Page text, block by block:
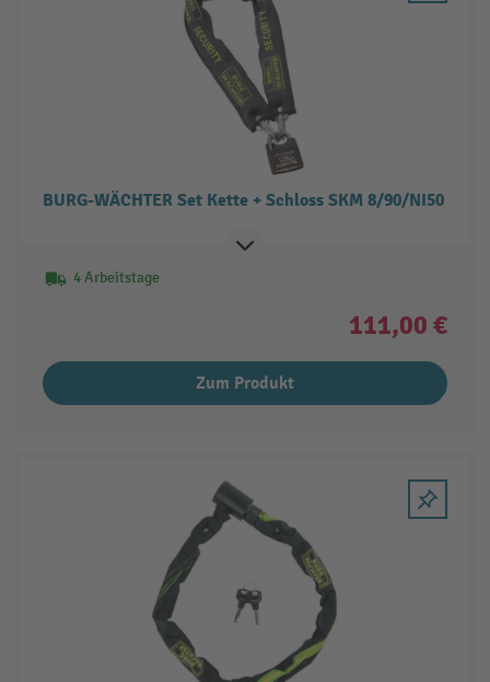
BURG-WÄCHTER Set Kette + Schloss SKM 8/90/NI50
4 Arbeitstage
111,00 €
Zum Produkt